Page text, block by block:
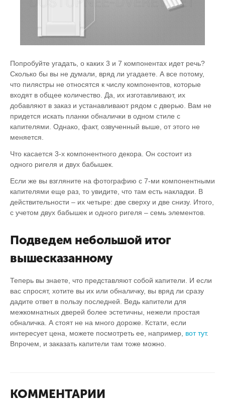
Попробуйте угадать, о каких 3 и 7 компонентах идет речь?
Сколько бы вы не думали, вряд ли угадаете. А все потому,
что пилястры не относятся к числу компонентов, которые
входят в общее количество. Да, их изготавливают, их
добавляют в заказ и устанавливают рядом с дверью. Вам не
придется искать планки обналички в одном стиле с
капителями. Однако, факт, озвученный выше, от этого не
меняется.
Что касается 3-х компонентного декора. Он состоит из
одного ригеля и двух бабышек.
Если же вы взгляните на фотографию с 7-ми компонентными
капителями еще раз, то увидите, что там есть накладки. В
действительности – их четыре: две сверху и две снизу. Итого,
с учетом двух бабышек и одного ригеля – семь элементов.
Подведем небольшой итог
вышесказанному
Теперь вы знаете, что представляют собой капители. И если
вас спросят, хотите вы их или обналичку, вы вряд ли сразу
дадите ответ в пользу последней. Ведь капители для
межкомнатных дверей более эстетичны, нежели простая
обналичка. А стоят не на много дороже. Кстати, если
интересует цена, можете посмотреть ее, например, вот тут.
Впрочем, и заказать капители там тоже можно.
КОММЕНТАРИИ